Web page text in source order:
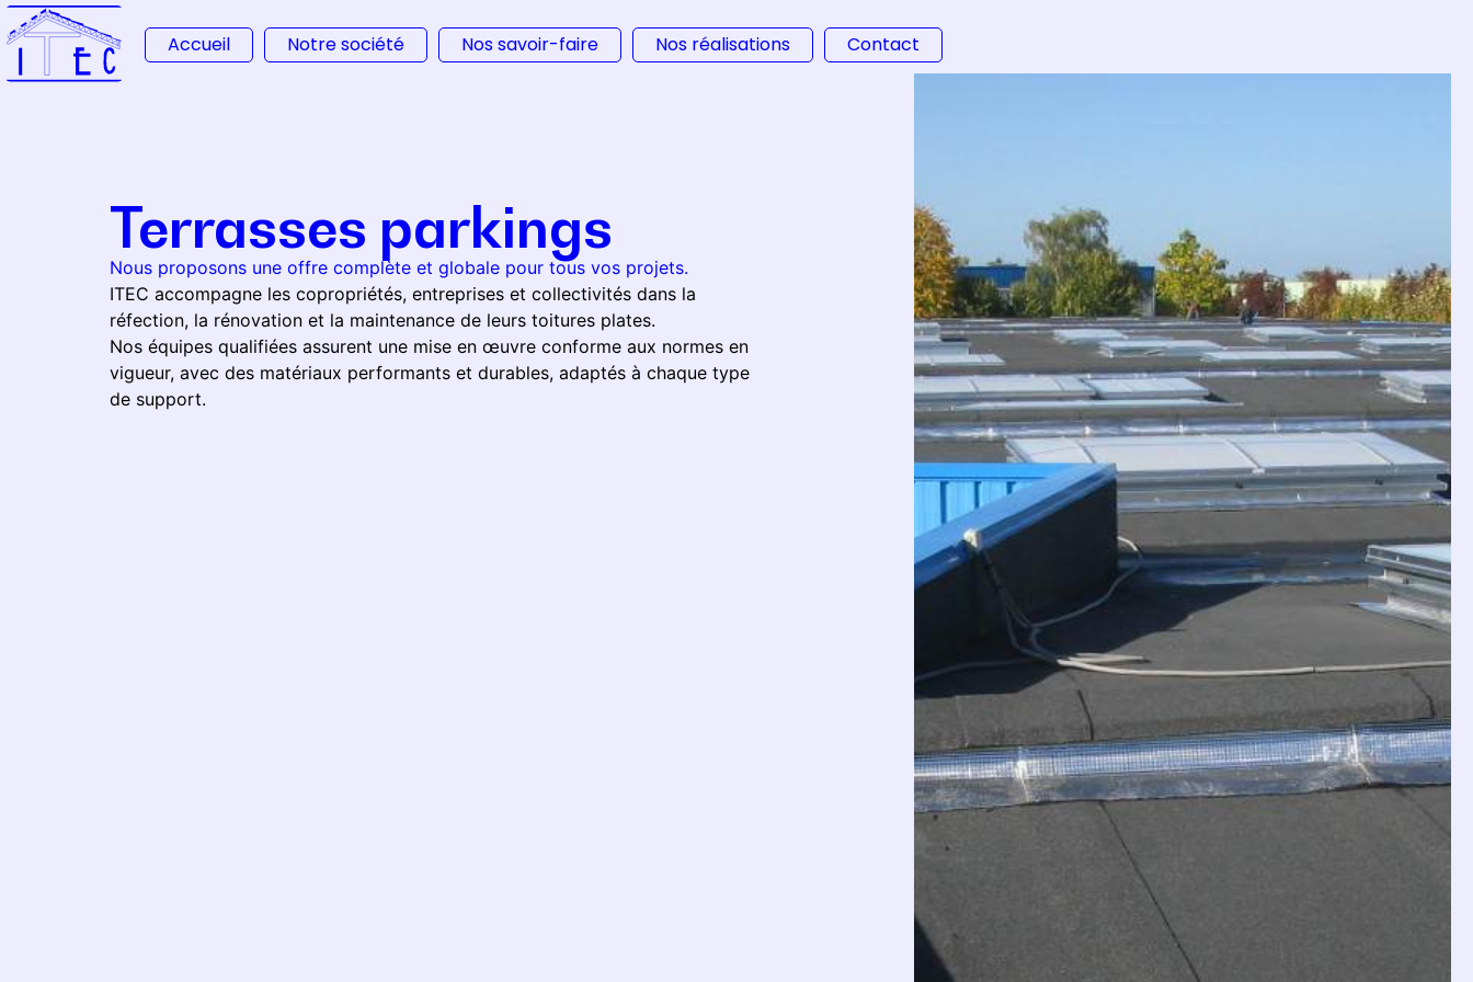
Accueil Notre société Nos savoir-faire Nos réalisations Contact
Terrasses parkings
Nous proposons une offre complète et globale pour tous vos projets.
ITEC accompagne les copropriétés, entreprises et collectivités dans la
réfection, la rénovation et la maintenance de leurs toitures plates.
Nos équipes qualifiées assurent une mise en œuvre conforme aux normes en
vigueur, avec des matériaux performants et durables, adaptés à chaque type
de support.